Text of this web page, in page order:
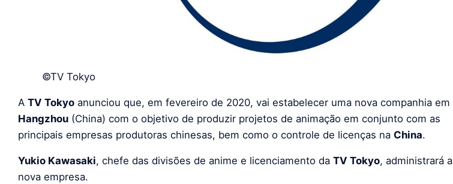
©TV Tokyo
A TV Tokyo anunciou que, em fevereiro de 2020, vai estabelecer uma nova companhia em
Hangzhou (China) com o objetivo de produzir projetos de animação em conjunto com as
principais empresas produtoras chinesas, bem como o controle de licenças na China.
Yukio Kawasaki, chefe das divisões de anime e licenciamento da TV Tokyo, administrará a
nova empresa.